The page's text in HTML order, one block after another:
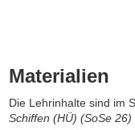
Materialien
Die Lehrinhalte sind im
Schiffen (HÜ) (SoSe 26)